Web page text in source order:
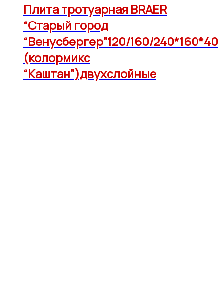
Плита тротуарная BRAER
“Старый город
“Венусбергер”120/160/240*160*40
(колормикс
“Каштан”)двухслойные